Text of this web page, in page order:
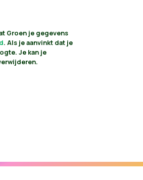
Groen je gegevens
. Als je aanvinkt dat je
Je kan je